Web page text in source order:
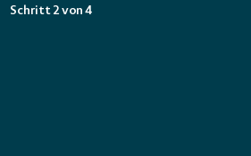
Schritt 2 von 4